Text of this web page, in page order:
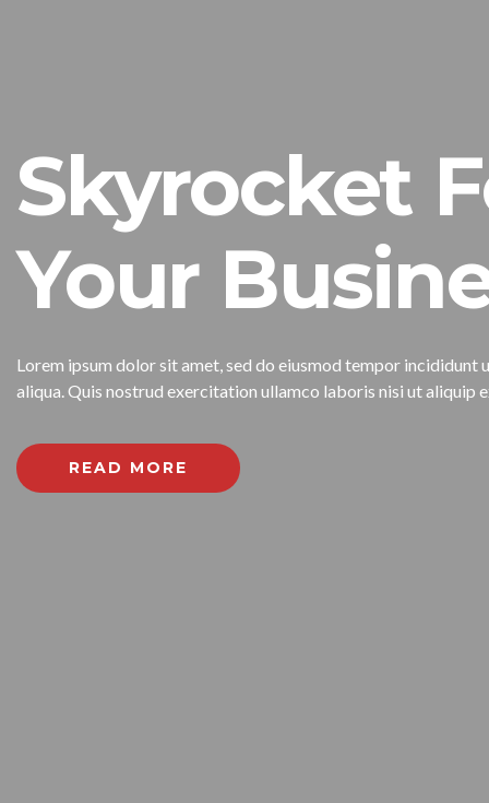
Skyrocket
Your
Lorem ipsum dolor sit amet, sed do eiusmod tempor incididunt
aliqua. Quis nostrud exercitation ullamco laboris nisi ut aliquip
READ MORE